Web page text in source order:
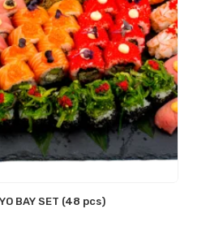
BAY SET (48 pcs)